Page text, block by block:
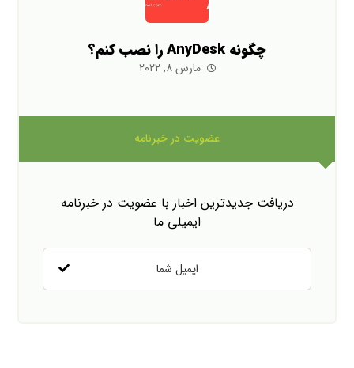
چگونه AnyDesk را نصب کنم؟
مارس ۸, ۲۰۲۲
عضویت در خبرنامه
دریافت جدیدترین اخبار با عضویت در خبرنامه
ایمیلی ما